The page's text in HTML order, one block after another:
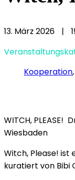
13. März 2026 |
Kooperation,
WITCH,
Wiesbaden
Witch, Please! ist
kuratiert von Bibi